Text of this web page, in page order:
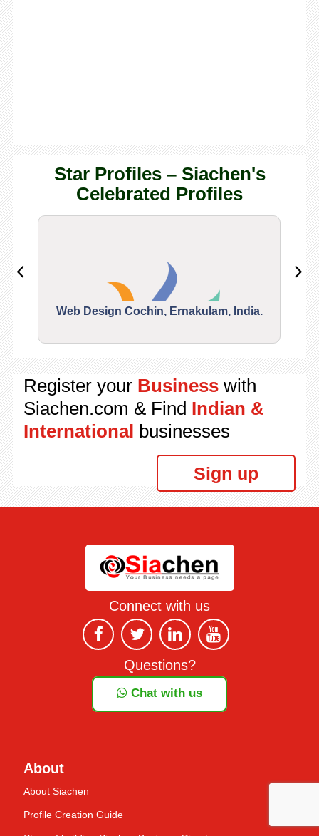
Star Profiles – Siachen's
Celebrated Profiles
Web Design Cochin, Ernakulam, India.
Register your Businesswith
Siachen.com & Find Indian &
International businesses
Sign up
Connect with us
Questions?
Chat with us
About
About Siachen
Profile Creation Guide